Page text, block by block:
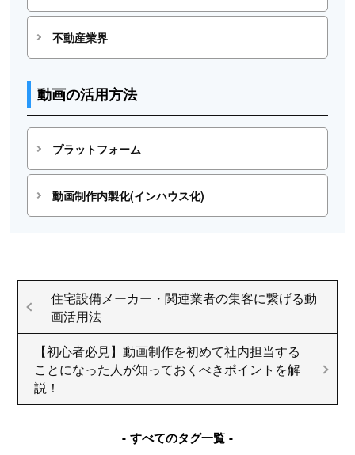
不動産業界
動画の活用方法
プラットフォーム
動画制作内製化(インハウス化)
住宅設備メーカー・関連業者の集客に繋げる動
画活用法
【初心者必見】動画制作を初めて社内担当する
ことになった人が知っておくべきポイントを解
説！
すべてのタグ一覧